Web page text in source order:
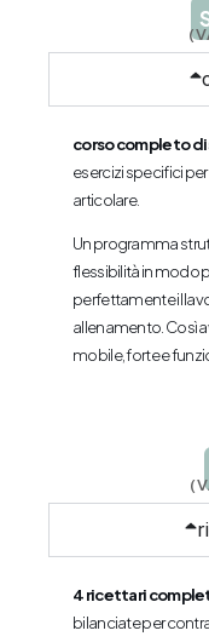
corso completo
esercizi specifici
articolare.
Un programma
flessibilità in modo
perfettamente il
allenamento. Così
mobile, forte e
4 ricettari
bilanciate per